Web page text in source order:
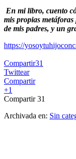
En mi libro, cuento
mis propias
de mis padres, y un
https://
Compartir31
Twittear
Compartir
+1
Compartir31
Archivada en: Sin